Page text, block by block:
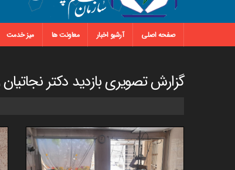
صفحه اصلی آرشیو اخبار معاونت ها میز خدمت
گزارش تصویری بازدید دکتر